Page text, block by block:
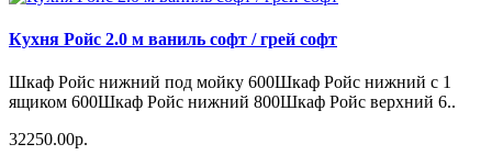
Кухня Ройс 2.0 м ваниль софт / грей софт
Шкаф Ройс нижний под мойку 600Шкаф Ройс нижний с 1
ящиком 600Шкаф Ройс нижний 800Шкаф Ройс верхний 6..
32250.00р.